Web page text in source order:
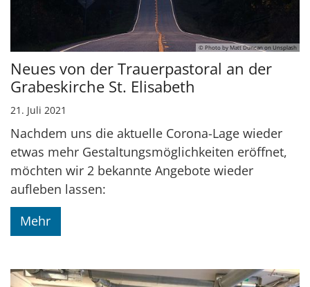
© Photo by Matt Duncan on Unsplash
Neues von der Trauerpastoral an der
Grabeskirche St. Elisabeth
21. Juli 2021
Nachdem uns die aktuelle Corona-Lage wieder
etwas mehr Gestaltungsmöglichkeiten eröffnet,
möchten wir 2 bekannte Angebote wieder
aufleben lassen:
Mehr